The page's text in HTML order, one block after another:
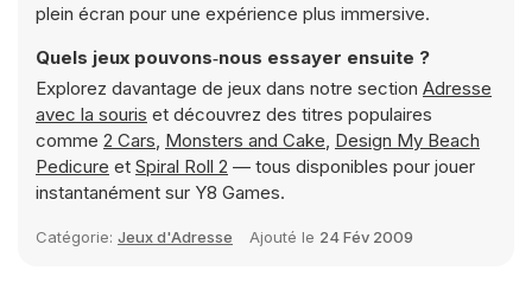
plein écran pour une expérience plus immersive.
Quels jeux pouvons‑nous essayer ensuite ?
Explorez davantage de jeux dans notre section Adresse
avec la souris et découvrez des titres populaires
comme 2 Cars, Monsters and Cake, Design My Beach
Pedicure et Spiral Roll 2 — tous disponibles pour jouer
instantanément sur Y8 Games.
Catégorie: Jeux d'Adresse Ajouté le 24 Fév 2009